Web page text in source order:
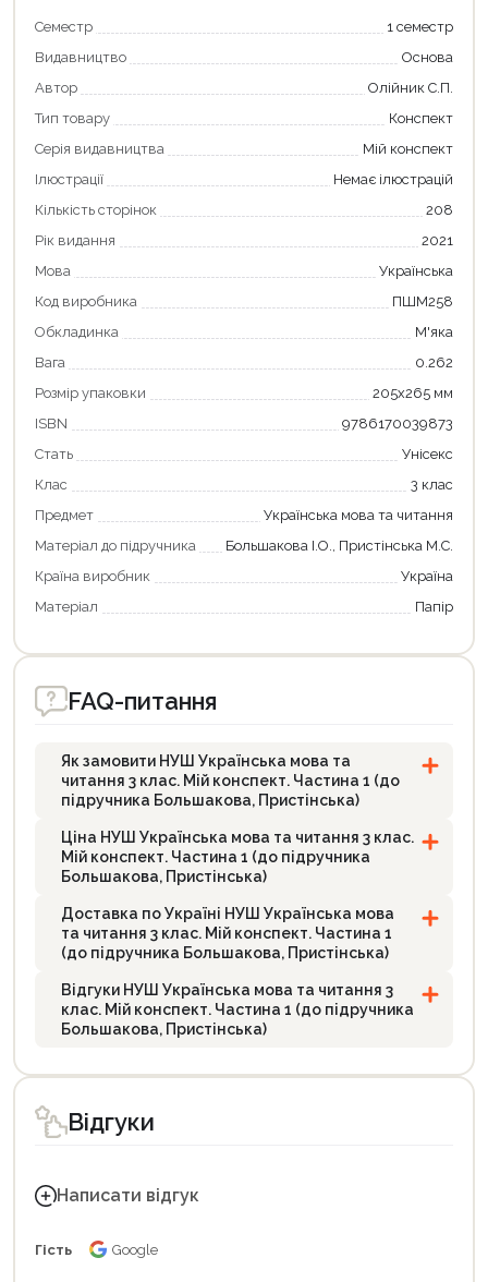
Семестр
1 семестр
Видавництво
Основа
Автор
Олійник С.П.
Тип товару
Конспект
Серія видавництва
Мій конспект
Ілюстрації
Немає ілюстрацій
Кількість сторінок
208
Рік видання
2021
Мова
Українська
Код виробника
ПШМ258
Обкладинка
М'яка
Вага
0.262
Розмір упаковки
205x265 мм
ISBN
9786170039873
Стать
Унісекс
Клас
3 клас
Предмет
Українська мова та читання
Матеріал до підручника
Большакова І.О., Пристінська М.С.
Країна виробник
Україна
Матеріал
Папір
FAQ-питання
Як замовити НУШ Українська мова та
читання 3 клас. Мій конспект. Частина 1 (до
підручника Большакова, Пристінська)
Ціна НУШ Українська мова та читання 3 клас.
Мій конспект. Частина 1 (до підручника
Большакова, Пристінська)
Доставка по Україні НУШ Українська мова
та читання 3 клас. Мій конспект. Частина 1
(до підручника Большакова, Пристінська)
Відгуки НУШ Українська мова та читання 3
клас. Мій конспект. Частина 1 (до підручника
Большакова, Пристінська)
Відгуки
Написати відгук
Гість Google
Продовжити покупки
Оформити замовлення